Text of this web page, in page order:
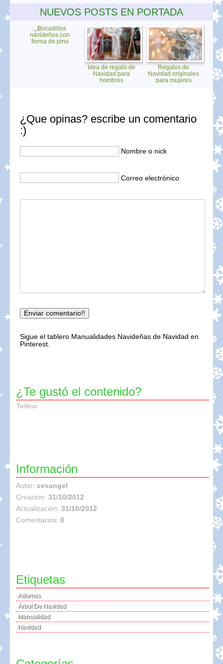
NUEVOS POSTS EN PORTADA
Bocadillos
navideños con
forma de pino
Idea de regalo de
Navidad para
hombres
Regalos de
Navidad originales
para mujeres
¿Que opinas? escribe un comentario
:)
Nombre o nick
Correo electrónico
Sigue el tablero Manualidades Navideñas de Navidad en
Pinterest.
¿Te gustó el contenido?
Twittear
Información
Autor: cesangel
Creación: 31/10/2012
Actualización: 31/10/2012
Comentarios: 0
Etiquetas
Adornos
Árbol De Navidad
Manualidad
Navidad